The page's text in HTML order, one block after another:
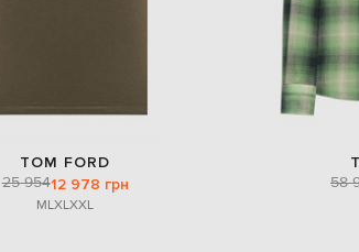
TOM FORD
25 95412 978 грн
MLXLXXL
58